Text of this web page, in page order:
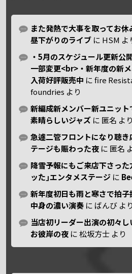
また発熱で大事を取ってお
昼下がりのライブ に HSM よ
・5月のスケジュール更新公
一部変更<br>・新年度の新
入荷好評販売中 にfire
foundries より
新編成新メンバー新ユニッ
素晴らしいジャズ に 匿名 より
急遽二管フロントになり聴
テージも賑わった夜 に 匿名
降雪予報にもご来店下さっ
ッた｣エンタメステージ に
新年度初日も雨と寒さで拍
中身の濃い演奏 に ばんび より
当店初リーダー出演の初々
お彼岸の夜 に松坂方士 より